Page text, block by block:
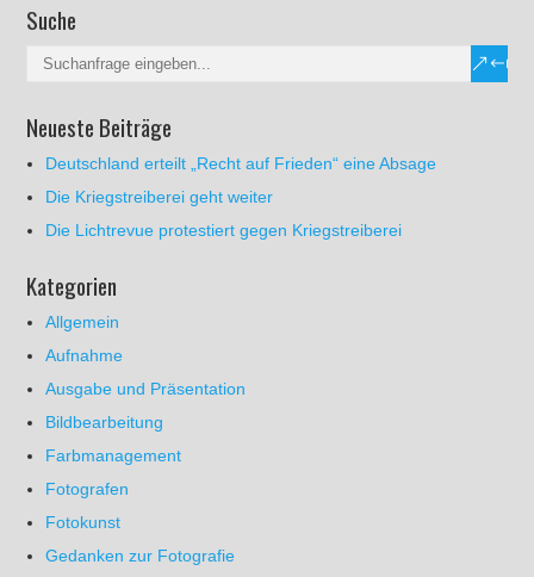
Suche
Neueste Beiträge
Deutschland erteilt „Recht auf Frieden“ eine Absage
Die Kriegstreiberei geht weiter
Die Lichtrevue protestiert gegen Kriegstreiberei
Kategorien
Allgemein
Aufnahme
Ausgabe und Präsentation
Bildbearbeitung
Farbmanagement
Fotografen
Fotokunst
Gedanken zur Fotografie